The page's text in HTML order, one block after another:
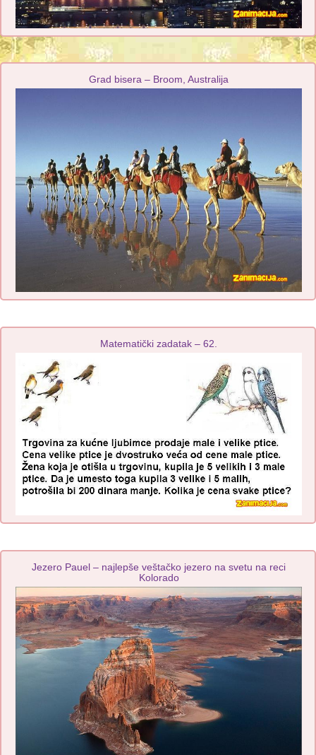
Grad bisera – Broom, Australija
Matematički zadatak – 62.
Jezero Pauel – najlepše veštačko jezero na svetu na reci
Kolorado